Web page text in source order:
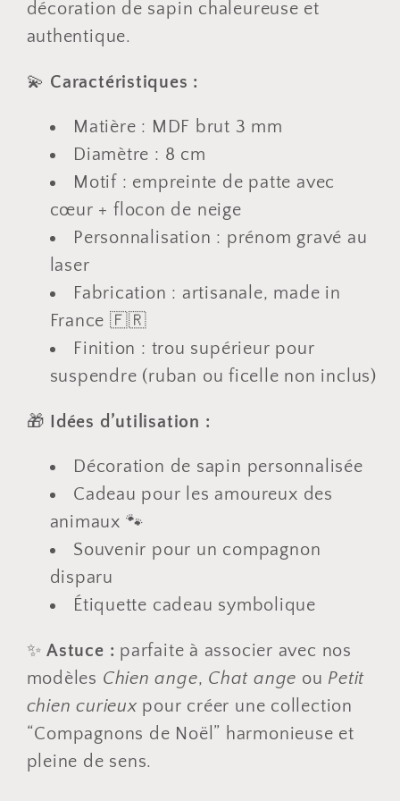
décoration de sapin chaleureuse et
authentique.
💫 Caractéristiques :
Matière : MDF brut 3 mm
Diamètre : 8 cm
Motif : empreinte de patte avec
cœur + flocon de neige
Personnalisation : prénom gravé au
laser
Fabrication : artisanale, made in
France 🇫🇷
Finition : trou supérieur pour
suspendre (ruban ou ficelle non inclus)
🎁 Idées d’utilisation :
Décoration de sapin personnalisée
Cadeau pour les amoureux des
animaux 🐾
Souvenir pour un compagnon
disparu
Étiquette cadeau symbolique
✨Astuce : parfaite à associer avec nos
modèles Chien ange, Chat ange ou Petit
chien curieuxpour créer une collection
“Compagnons de Noël” harmonieuse et
pleine de sens.